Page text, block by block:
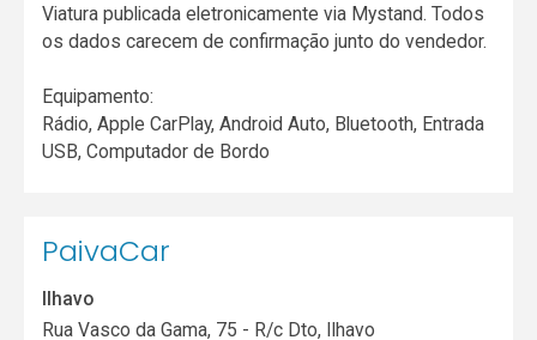
Viatura publicada eletronicamente via Mystand. Todos
os dados carecem de confirmação junto do vendedor.
Equipamento:
Rádio, Apple CarPlay, Android Auto, Bluetooth, Entrada
USB, Computador de Bordo
PaivaCar
Ilhavo
Rua Vasco da Gama, 75 - R/c Dto, Ilhavo